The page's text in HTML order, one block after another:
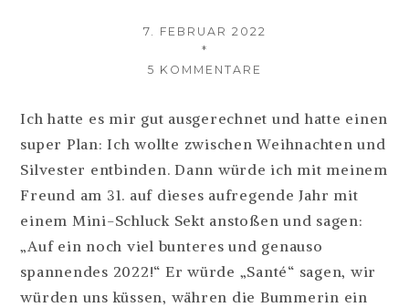
VERÖFFENTLICHT
7. FEBRUAR 2022
AUTOR
*
5 KOMMENTARE
NOCH
PLÄNE
ODER
DU
SCHON
MAMA?
Ich hatte es mir gut ausgerechnet und hatte einen
super Plan: Ich wollte zwischen Weihnachten und
Silvester entbinden. Dann würde ich mit meinem
Freund am 31. auf dieses aufregende Jahr mit
einem Mini-Schluck Sekt anstoßen und sagen:
„Auf ein noch viel bunteres und genauso
spannendes 2022!“ Er würde „Santé“ sagen, wir
würden uns küssen, währen die Bummerin ein